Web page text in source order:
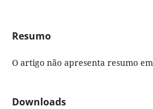
Resumo
O artigo não apresenta resumo
Downloads